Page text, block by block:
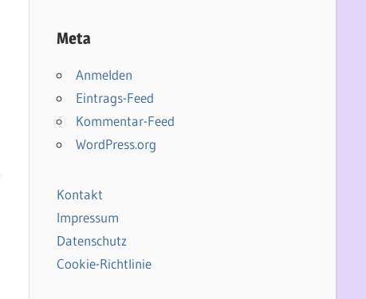
Meta
Anmelden
Eintrags-Feed
Kommentar-Feed
WordPress.org
Kontakt
Impressum
Datenschutz
Cookie-Richtlinie